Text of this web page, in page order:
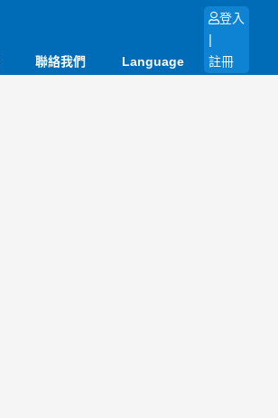
聯絡我們 Language
登入
|
註冊